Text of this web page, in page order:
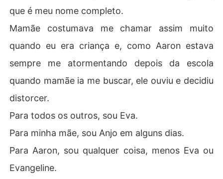
que é meu nome completo.
Mamãe costumava me chamar assim muito
quando eu era criança e, como Aaron estava
sempre me atormentando depois da escola
quando mamãe ia me buscar, ele ouviu e decidiu
distorcer.
Para todos os outros, sou Eva.
Para minha mãe, sou Anjo em alguns dias.
Para Aaron, sou qualquer coisa, menos Eva ou
Evangeline.